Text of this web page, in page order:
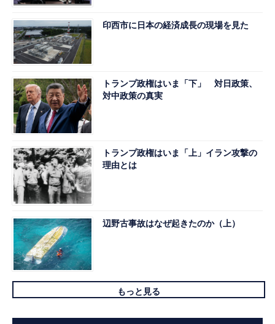
印西市に日本の経済成長の現場を見た
トランプ政権はいま「下」 対日政策、
対中政策の真実
トランプ政権はいま「上」イラン攻撃の
理由とは
辺野古事故はなぜ起きたのか（上）
もっと見る